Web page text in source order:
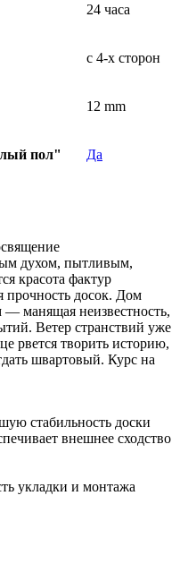
24 часа
с 4-х сторон
12 mm
пол" Да
духом, пытливым,
красота фактур
прочность досок. Дом
манящая неизвестность,
Ветер странствий уже
рвется творить историю,
швартовый. Курс на
стабильность доски
внешнее сходство
укладки и монтажа